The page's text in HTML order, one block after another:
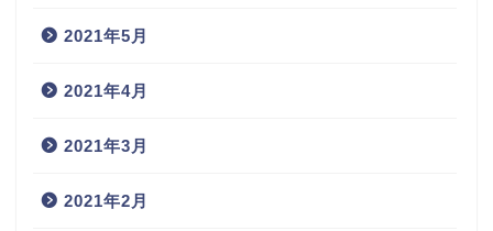
2021年5月
2021年4月
2021年3月
2021年2月